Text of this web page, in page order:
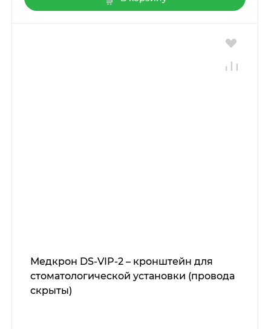
Медкрон DS-VIP-2 – кронштейн для
стоматологической установки (провода
скрыты)